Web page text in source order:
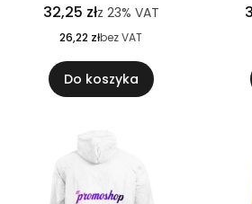
32,25 złz 23% VAT
26,22 złbez VAT
Do koszyka